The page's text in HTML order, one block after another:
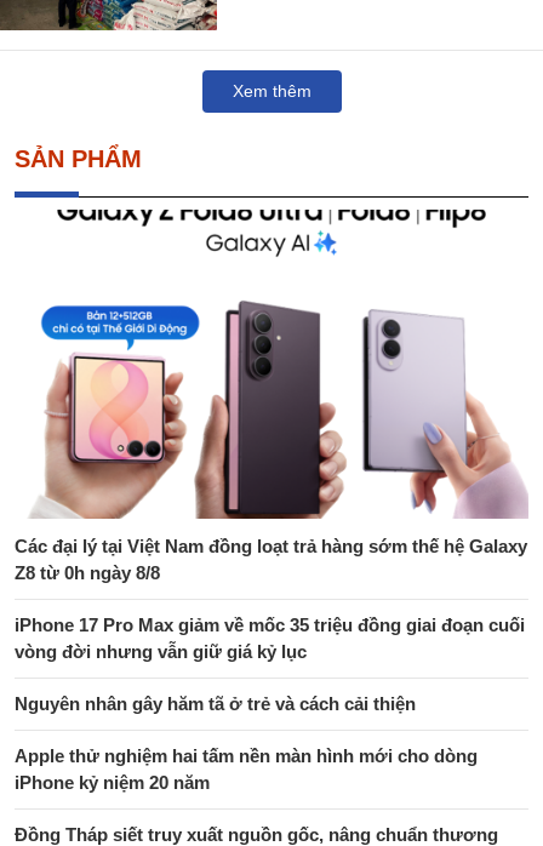
Xem thêm
SẢN PHẨM
Các đại lý tại Việt Nam đồng loạt trả hàng sớm thế hệ Galaxy
Z8 từ 0h ngày 8/8
iPhone 17 Pro Max giảm về mốc 35 triệu đồng giai đoạn cuối
vòng đời nhưng vẫn giữ giá kỷ lục
Nguyên nhân gây hăm tã ở trẻ và cách cải thiện
Apple thử nghiệm hai tấm nền màn hình mới cho dòng
iPhone kỷ niệm 20 năm
Đồng Tháp siết truy xuất nguồn gốc, nâng chuẩn thương